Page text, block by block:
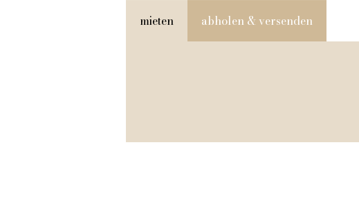
mieten abholen & versenden